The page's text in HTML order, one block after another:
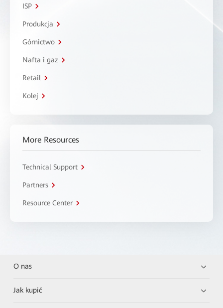
ISP
Produkcja
Górnictwo
Nafta i gaz
Retail
Kolej
More Resources
Technical Support
Partners
Resource Center
O nas
Jak kupić